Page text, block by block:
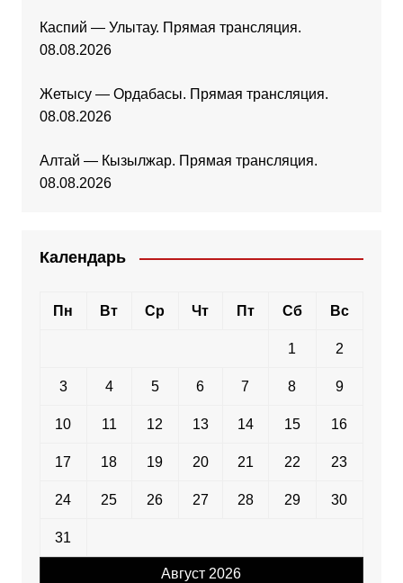
Каспий — Улытау. Прямая трансляция.
08.08.2026
Жетысу — Ордабасы. Прямая трансляция.
08.08.2026
Алтай — Кызылжар. Прямая трансляция.
08.08.2026
Календарь
Август 2026
Пн Вт Ср Чт Пт Сб Вс
1 2
3 4 5 6 7 8 9
10 11 12 13 14 15 16
17 18 19 20 21 22 23
24 25 26 27 28 29 30
31